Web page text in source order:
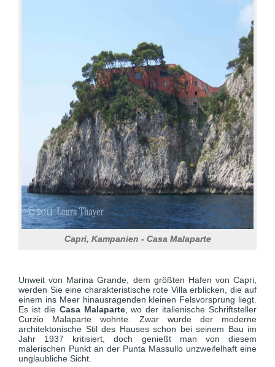
Capri, Kampanien - Casa Malaparte
Unweit von Marina Grande, dem größten Hafen von Capri,
werden Sie eine charakteristische rote Villa erblicken, die auf
einem ins Meer hinausragenden kleinen Felsvorsprung liegt.
Es ist die Casa Malaparte, wo der italienische Schriftsteller
Curzio Malaparte wohnte. Zwar wurde der moderne
architektonische Stil des Hauses schon bei seinem Bau im
Jahr 1937 kritisiert, doch genießt man von diesem
malerischen Punkt an der Punta Massullo unzweifelhaft eine
unglaubliche Sicht.